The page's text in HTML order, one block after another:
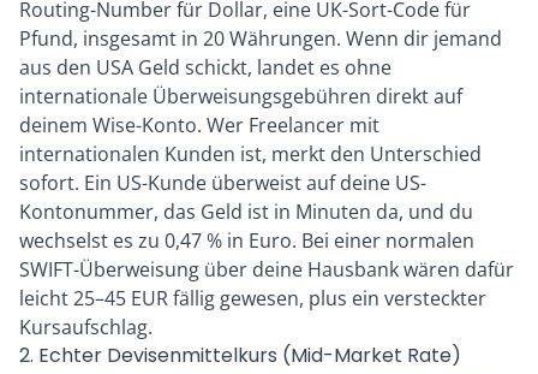
Routing-Number für Dollar, eine UK-Sort-Code für
Pfund, insgesamt in 20 Währungen. Wenn dir jemand
aus den USA Geld schickt, landet es ohne
internationale Überweisungsgebühren direkt auf
deinem Wise-Konto. Wer Freelancer mit
internationalen Kunden ist, merkt den Unterschied
sofort. Ein US-Kunde überweist auf deine US-
Kontonummer, das Geld ist in Minuten da, und du
wechselst es zu 0,47 % in Euro. Bei einer normalen
SWIFT-Überweisung über deine Hausbank wären dafür
leicht 25–45 EUR fällig gewesen, plus ein versteckter
Kursaufschlag.
2. Echter Devisenmittelkurs (Mid-Market Rate)